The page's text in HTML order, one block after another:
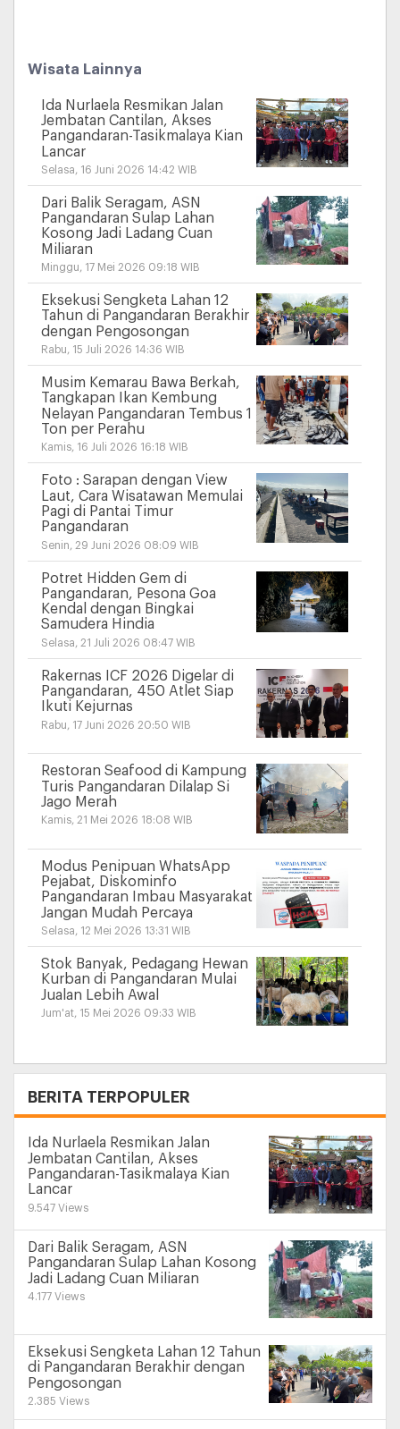
Wisata Lainnya
Ida Nurlaela Resmikan Jalan
Jembatan Cantilan, Akses
Pangandaran-Tasikmalaya Kian
Lancar
Selasa, 16 Juni 2026 14:42 WIB
Dari Balik Seragam, ASN
Pangandaran Sulap Lahan
Kosong Jadi Ladang Cuan
Miliaran
Minggu, 17 Mei 2026 09:18 WIB
Eksekusi Sengketa Lahan 12
Tahun di Pangandaran Berakhir
dengan Pengosongan
Rabu, 15 Juli 2026 14:36 WIB
Musim Kemarau Bawa Berkah,
Tangkapan Ikan Kembung
Nelayan Pangandaran Tembus 1
Ton per Perahu
Kamis, 16 Juli 2026 16:18 WIB
Foto : Sarapan dengan View
Laut, Cara Wisatawan Memulai
Pagi di Pantai Timur
Pangandaran
Senin, 29 Juni 2026 08:09 WIB
Potret Hidden Gem di
Pangandaran, Pesona Goa
Kendal dengan Bingkai
Samudera Hindia
Selasa, 21 Juli 2026 08:47 WIB
Rakernas ICF 2026 Digelar di
Pangandaran, 450 Atlet Siap
Ikuti Kejurnas
Rabu, 17 Juni 2026 20:50 WIB
Restoran Seafood di Kampung
Turis Pangandaran Dilalap Si
Jago Merah
Kamis, 21 Mei 2026 18:08 WIB
Modus Penipuan WhatsApp
Pejabat, Diskominfo
Pangandaran Imbau Masyarakat
Jangan Mudah Percaya
Selasa, 12 Mei 2026 13:31 WIB
Stok Banyak, Pedagang Hewan
Kurban di Pangandaran Mulai
Jualan Lebih Awal
Jum'at, 15 Mei 2026 09:33 WIB
BERITA TERPOPULER
Ida Nurlaela Resmikan Jalan
Jembatan Cantilan, Akses
Pangandaran-Tasikmalaya Kian
Lancar
9.547 Views
Dari Balik Seragam, ASN
Pangandaran Sulap Lahan Kosong
Jadi Ladang Cuan Miliaran
4.177 Views
Eksekusi Sengketa Lahan 12 Tahun
di Pangandaran Berakhir dengan
Pengosongan
2.385 Views